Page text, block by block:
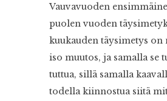
Vauvavuoden
puolen vuoden
kuukauden täysimetys
iso muutos, ja samalla se
tuttua, sillä samalla
todella kiinnostua siitä